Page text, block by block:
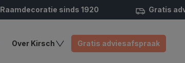
Raamdecoratie sinds 1920 Gratis
Over Kirsch Gratis adviesafspraak